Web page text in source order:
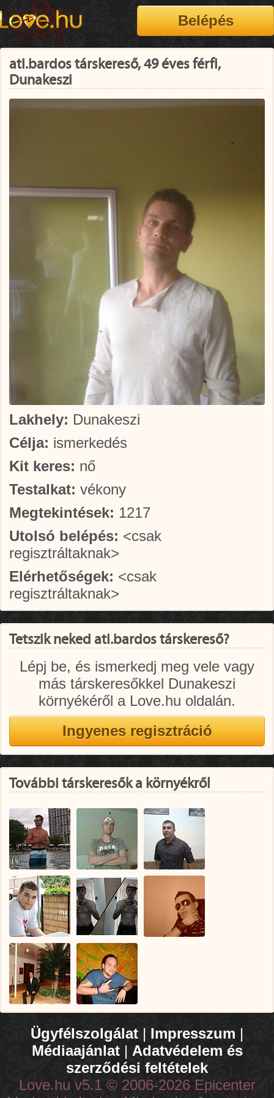
ati.bardos társkereső, 49 éves férfi,
Dunakeszi
Lakhely: Dunakeszi
Célja: ismerkedés
Kit keres: nő
Testalkat: vékony
Megtekintések: 1217
Utolsó belépés: <csak
regisztráltaknak>
Elérhetőségek: <csak
regisztráltaknak>
Tetszik neked ati.bardos társkereső?
Lépj be, és ismerkedj meg vele vagy
más társkeresőkkel Dunakeszi
környékéről a Love.hu oldalán.
További társkeresők a környékről
Ügyfélszolgálat | Impresszum |
Médiaajánlat| Adatvédelem és
szerződési feltételek
Love.hu v5.1 © 2006-2026 Epicenter